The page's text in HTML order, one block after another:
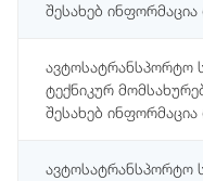
შესახებ ინფორმაცია
ავტოსატრანსპორტო
ტექნიკურ
შესახებ ინფორმაცია
ავტოსატრანსპორტო